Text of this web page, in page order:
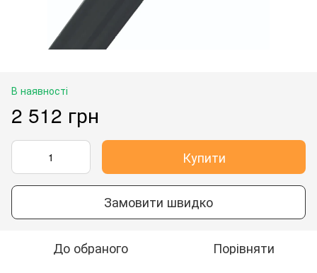
В наявності
2 512 грн
Купити
Замовити швидко
До обраного Порівняти